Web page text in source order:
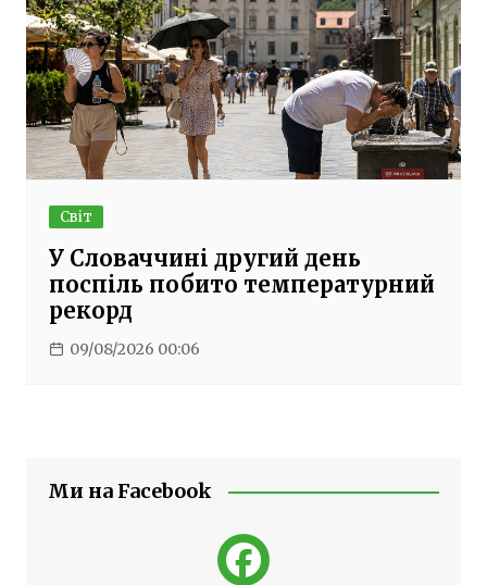
Світ
У Словаччині другий день
поспіль побито температурний
рекорд
09/08/2026 00:06
Ми на Facebook